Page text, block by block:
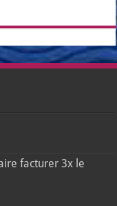
facturer 3x le